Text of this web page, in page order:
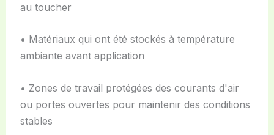
au toucher
• Matériaux qui ont été stockés à température
ambiante avant application
• Zones de travail protégées des courants d'air
ou portes ouvertes pour maintenir des conditions
stables